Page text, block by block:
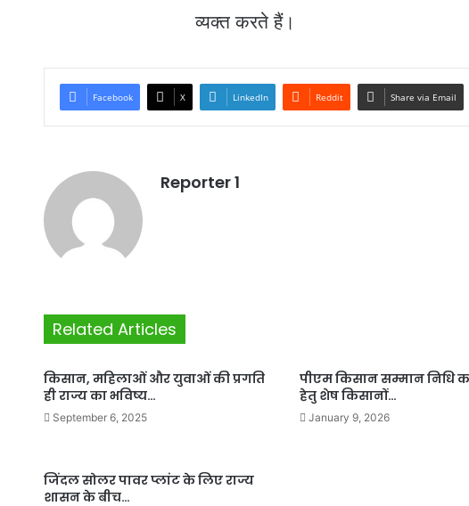
व्यक्त करते हैं।
Facebook X LinkedIn Reddit Share via Email
Reporter 1
Related Articles
किसान, महिलाओं और युवाओं की प्रगति
ही राज्य का भविष्य…
September 6, 2025
पीएम किसान सम्मान निधि
हेतु शेष किसानों…
January 9, 2026
जिंदल सोलर पावर प्लांट के लिए राज्य
शासन के बीच…